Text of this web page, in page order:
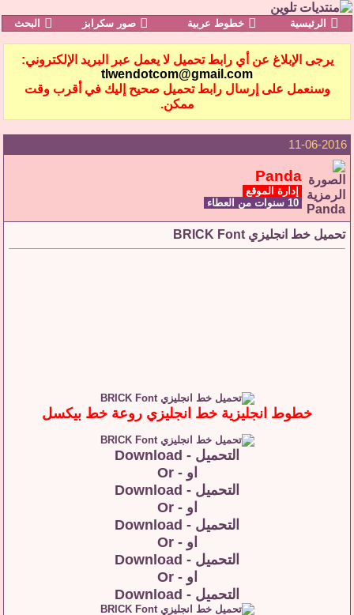
الرئيسية خطوط عربية صور سكرابز البحث
يرجى الإبلاغ عن أي رابط تحميل لا يعمل عبر البريد الإلكتروني:
tlwendotcom@gmail.com
وسنعمل على إرسال رابط تحميل صحيح إليك في أقرب وقت
ممكن.
11-06-2016
Panda
إدارة الموقع
تحميل خط انجليزي BRICK Font
خطوط انجليزية خط انجليزي روعة خط بيكسل
التحميل - Download
او - Or
التحميل - Download
او - Or
التحميل - Download
او - Or
التحميل - Download
او - Or
التحميل - Download